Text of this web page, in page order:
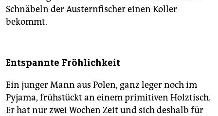
Schnäbeln der Austernfischer einen Koller
bekommt.
Entspannte Fröhlichkeit
Ein junger Mann aus Polen, ganz leger noch im
Pyjama, frühstückt an einem primitiven Holztisch.
Er hat nur zwei Wochen Zeit und sich deshalb für